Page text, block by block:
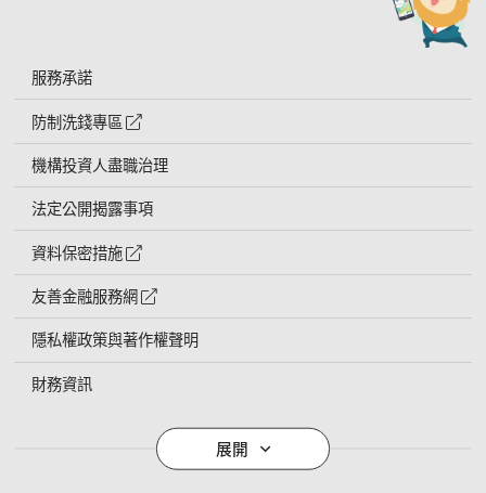
服務承諾
防制洗錢專區
外網連結符號
機構投資人盡職治理
法定公開揭露事項
資料保密措施
外網連結符號
友善金融服務網 外網連結符號
隱私權政策與著作權聲明
財務資訊
導覽列